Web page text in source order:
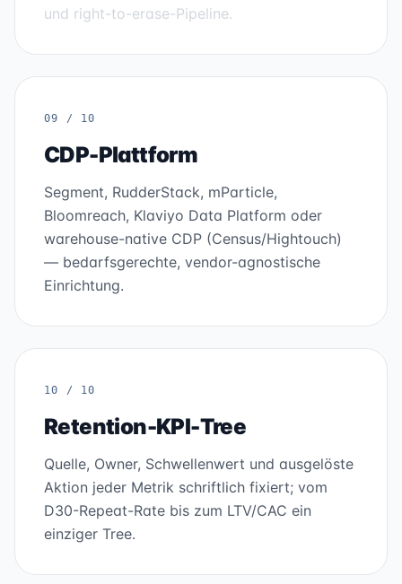
und right-to-erase-Pipeline.
09 / 10
CDP-Plattform
Segment, RudderStack, mParticle,
Bloomreach, Klaviyo Data Platform oder
warehouse-native CDP (Census/Hightouch)
— bedarfsgerechte, vendor-agnostische
Einrichtung.
10 / 10
Retention-KPI-Tree
Quelle, Owner, Schwellenwert und ausgelöste
Aktion jeder Metrik schriftlich fixiert; vom
D30-Repeat-Rate bis zum LTV/CAC ein
einziger Tree.